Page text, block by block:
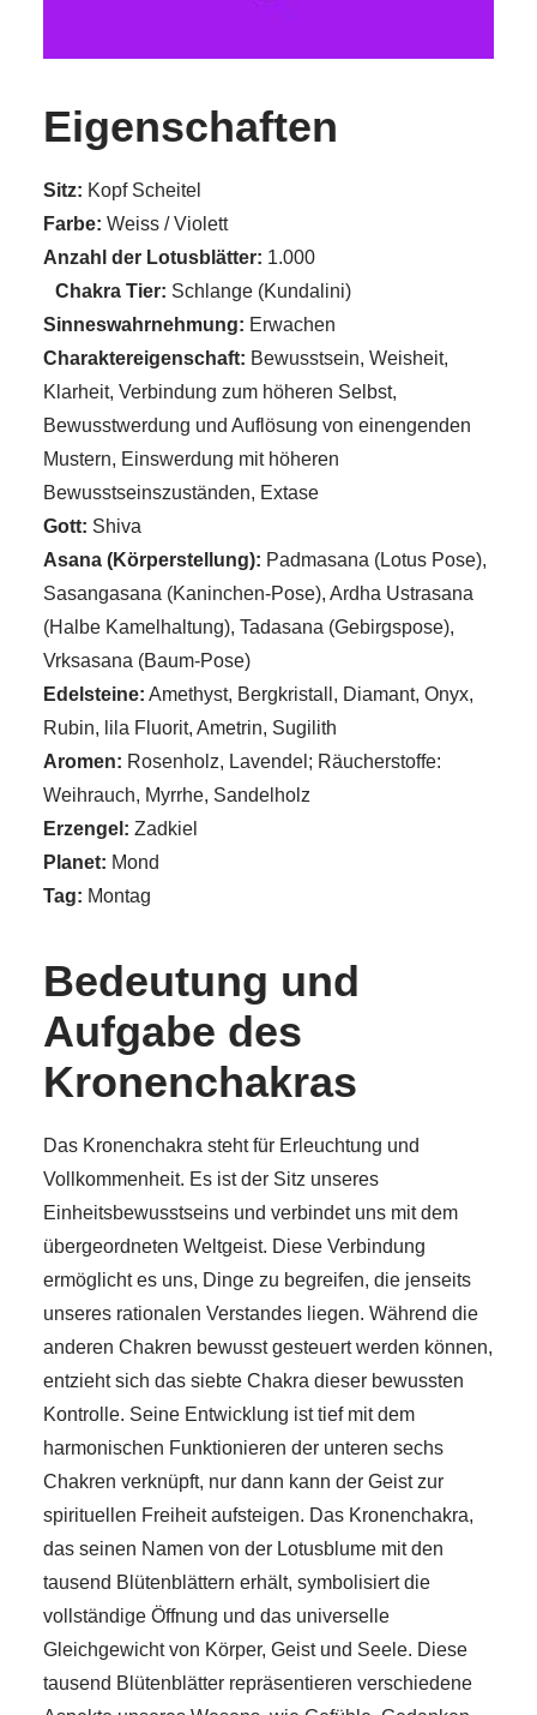
Eigenschaften
Sitz: Kopf Scheitel
Farbe: Weiss / Violett
Anzahl der Lotusblätter: 1.000
Chakra Tier: Schlange (Kundalini)
Sinneswahrnehmung: Erwachen
Charaktereigenschaft: Bewusstsein, Weisheit,
Klarheit, Verbindung zum höheren Selbst,
Bewusstwerdung und Auflösung von einengenden
Mustern, Einswerdung mit höheren
Bewusstseinszuständen, Extase
Gott: Shiva
Asana (Körperstellung): Padmasana (Lotus Pose),
Sasangasana (Kaninchen-Pose), Ardha Ustrasana
(Halbe Kamelhaltung), Tadasana (Gebirgspose),
Vrksasana (Baum-Pose)
Edelsteine: Amethyst, Bergkristall, Diamant, Onyx,
Rubin, lila Fluorit, Ametrin, Sugilith
Aromen: Rosenholz, Lavendel; Räucherstoffe:
Weihrauch, Myrrhe, Sandelholz
Erzengel: Zadkiel
Planet: Mond
Tag: Montag
Bedeutung und
Aufgabe des
Kronenchakras
Das Kronenchakra steht für Erleuchtung und
Vollkommenheit. Es ist der Sitz unseres
Einheitsbewusstseins und verbindet uns mit dem
übergeordneten Weltgeist. Diese Verbindung
ermöglicht es uns, Dinge zu begreifen, die jenseits
unseres rationalen Verstandes liegen. Während die
anderen Chakren bewusst gesteuert werden können,
entzieht sich das siebte Chakra dieser bewussten
Kontrolle. Seine Entwicklung ist tief mit dem
harmonischen Funktionieren der unteren sechs
Chakren verknüpft, nur dann kann der Geist zur
spirituellen Freiheit aufsteigen. Das Kronenchakra,
das seinen Namen von der Lotusblume mit den
tausend Blütenblättern erhält, symbolisiert die
vollständige Öffnung und das universelle
Gleichgewicht von Körper, Geist und Seele. Diese
tausend Blütenblätter repräsentieren verschiedene